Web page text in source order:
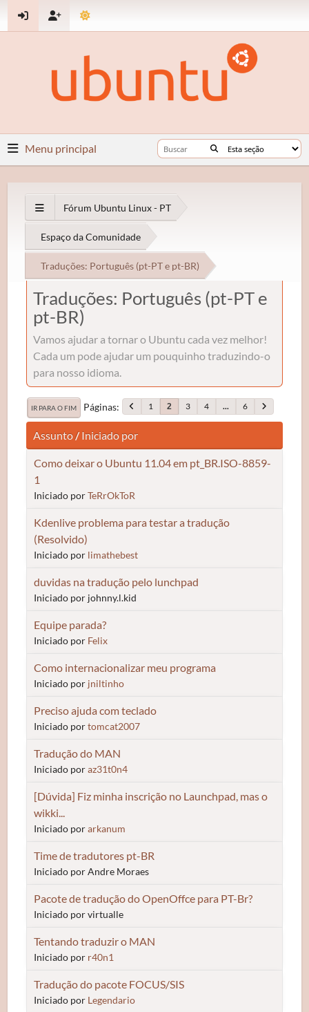
Menu principal
Fórum Ubuntu Linux - PT
Espaço da Comunidade
Traduções: Português (pt-PT e pt-BR)
Traduções: Português (pt-PT e
pt-BR)
Vamos ajudar a tornar o Ubuntu cada vez melhor!
Cada um pode ajudar um pouquinho traduzindo-o
para nosso idioma.
IR PARA O FIM Páginas 1 2 3 4 ... 6
Assunto/Iniciado por
Como deixar o Ubuntu 11.04 em pt_BR.ISO-8859-
1
Iniciado porTeRrOkToR
Kdenlive problema para testar a tradução
(Resolvido)
Iniciado por limathebest
duvidas na tradução pelo lunchpad
Iniciado por johnny.l.kid
Equipe parada?
Iniciado por Felix
Como internacionalizar meu programa
Iniciado por jniltinho
Preciso ajuda com teclado
Iniciado portomcat2007
Tradução do MAN
Iniciado poraz31t0n4
[Dúvida] Fiz minha inscrição no Launchpad, mas o
wikki...
Iniciado porarkanum
Time de tradutores pt-BR
Iniciado por Andre Moraes
Pacote de tradução do OpenOffce para PT-Br?
Iniciado por virtualle
Tentando traduzir o MAN
Iniciado por r40n1
Tradução do pacote FOCUS/SIS
Iniciado por Legendario